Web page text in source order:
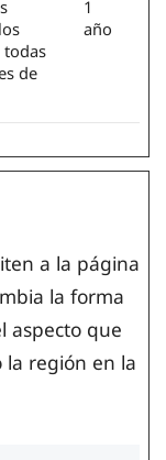
todas
de
1
año
a la página
la forma
aspecto que
región en la